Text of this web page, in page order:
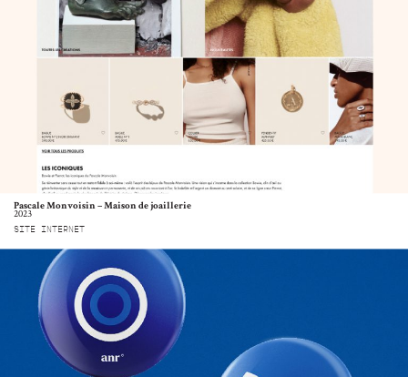
Pascale Monvoisin – Maison de joaillerie
2023
SITE INTERNET